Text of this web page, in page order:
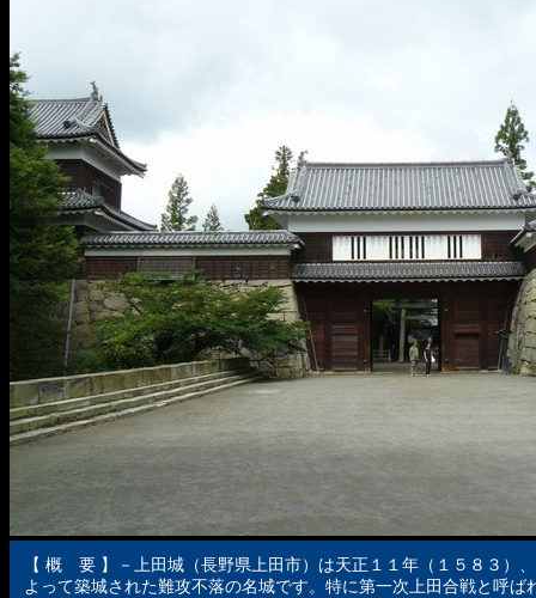
【 概 要 】－上田城（長野県上田市）は天正１１年（１５８３）
よって築城された難攻不落の名城です。特に第一次上田合戦と呼ば